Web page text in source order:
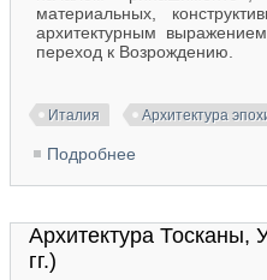
материальных,
архитектурным
переход к Возрождению.
Италия Архитектура
Подробнее
Архитектура
гг.)